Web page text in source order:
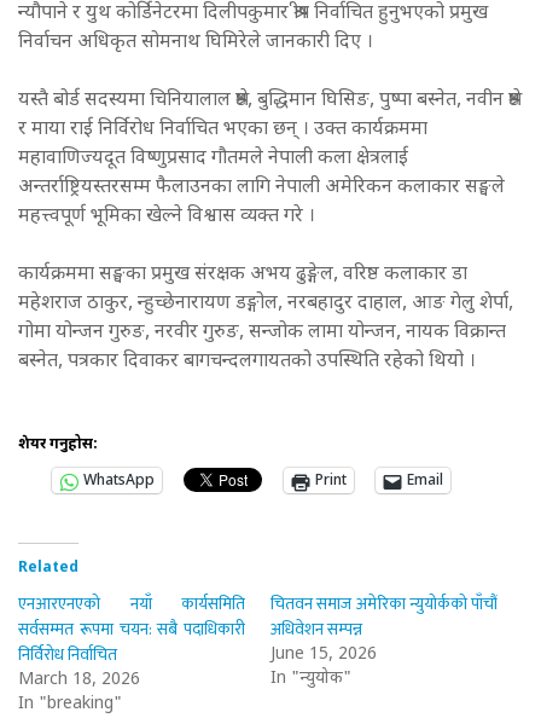
न्यौपाने र युथ कोर्डिनेटरमा दिलीपकुमार श्रीष निर्वाचित हुनुभएको प्रमुख
निर्वाचन अधिकृत सोमनाथ घिमिरेले जानकारी दिए ।
यस्तै बोर्ड सदस्यमा चिनियालाल श्रेष्ठ, बुद्धिमान घिसिङ, पुष्पा बस्नेत, नवीन श्रेष्ठ
र माया राई निर्विरोध निर्वाचित भएका छन् । उक्त कार्यक्रममा
महावाणिज्यदूत विष्णुप्रसाद गौतमले नेपाली कला क्षेत्रलाई
अन्तर्राष्ट्रियस्तरसम्म फैलाउनका लागि नेपाली अमेरिकन कलाकार सङ्घले
महत्त्वपूर्ण भूमिका खेल्ने विश्वास व्यक्त गरे ।
कार्यक्रममा सङ्घका प्रमुख संरक्षक अभय ढुङ्गेल, वरिष्ठ कलाकार डा
महेशराज ठाकुर, न्हुच्छेनारायण डङ्गोल, नरबहादुर दाहाल, आङ गेलु शेर्पा,
गोमा योन्जन गुरुङ, नरवीर गुरुङ, सन्जोक लामा योन्जन, नायक विक्रान्त
बस्नेत, पत्रकार दिवाकर बागचन्दलगायतको उपस्थिति रहेको थियो ।
शेयर गर्नुहोस:
WhatsApp
Print Email
Related
एनआरएनएको नयाँ कार्यसमिति
सर्वसम्मत रूपमा चयन: सबै पदाधिकारी
निर्विरोध निर्वाचित
March 18, 2026
In "breaking"
चितवन समाज अमेरिका न्युयोर्कको पाँचौं
अधिवेशन सम्पन्न
June 15, 2026
In "न्युयोर्क"